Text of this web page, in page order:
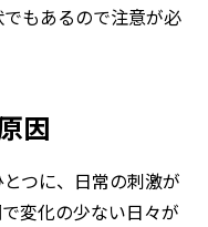
もあるので注意が必
因
つに、日常の刺激が
変化の少ない日々が